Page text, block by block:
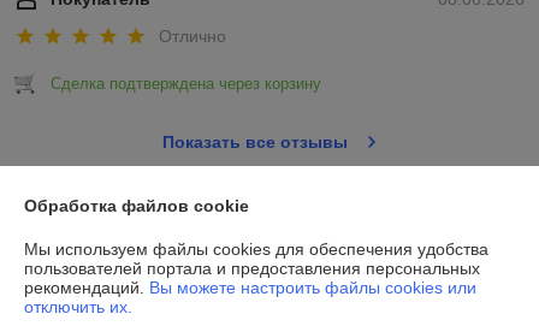
Отлично
Сделка подтверждена через корзину
Показать все отзывы
Контакты
Обработка файлов cookie
Мы используем файлы cookies для обеспечения удобства
пользователей портала и предоставления персональных
рекомендаций. Вы можете настроить файлы cookies или
отключить их.